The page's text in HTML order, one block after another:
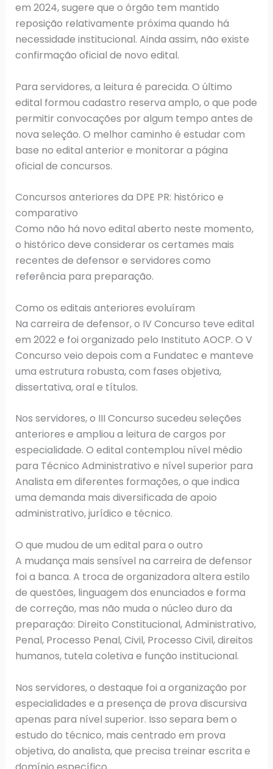
em 2024, sugere que o órgão tem mantido
reposição relativamente próxima quando há
necessidade institucional. Ainda assim, não existe
confirmação oficial de novo edital.
Para servidores, a leitura é parecida. O último
edital formou cadastro reserva amplo, o que pode
permitir convocações por algum tempo antes de
nova seleção. O melhor caminho é estudar com
base no edital anterior e monitorar a página
oficial de concursos.
Concursos anteriores da DPE PR: histórico e
comparativo
Como não há novo edital aberto neste momento,
o histórico deve considerar os certames mais
recentes de defensor e servidores como
referência para preparação.
Como os editais anteriores evoluíram
Na carreira de defensor, o IV Concurso teve edital
em 2022 e foi organizado pelo Instituto AOCP. O V
Concurso veio depois com a Fundatec e manteve
uma estrutura robusta, com fases objetiva,
dissertativa, oral e títulos.
Nos servidores, o III Concurso sucedeu seleções
anteriores e ampliou a leitura de cargos por
especialidade. O edital contemplou nível médio
para Técnico Administrativo e nível superior para
Analista em diferentes formações, o que indica
uma demanda mais diversificada de apoio
administrativo, jurídico e técnico.
O que mudou de um edital para o outro
A mudança mais sensível na carreira de defensor
foi a banca. A troca de organizadora altera estilo
de questões, linguagem dos enunciados e forma
de correção, mas não muda o núcleo duro da
preparação: Direito Constitucional, Administrativo,
Penal, Processo Penal, Civil, Processo Civil, direitos
humanos, tutela coletiva e função institucional.
Nos servidores, o destaque foi a organização por
especialidades e a presença de prova discursiva
apenas para nível superior. Isso separa bem o
estudo do técnico, mais centrado em prova
objetiva, do analista, que precisa treinar escrita e